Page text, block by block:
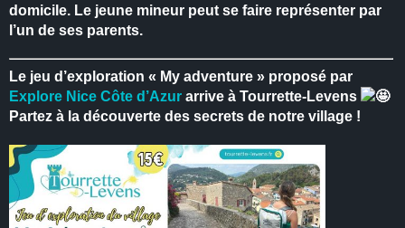
domicile. Le jeune mineur peut se faire représenter par
l’un de ses parents.
Le jeu d’exploration « My adventure » proposé par
Explore Nice Côte d’Azur arrive à Tourrette-Levens
Partez à la découverte des secrets de notre village !